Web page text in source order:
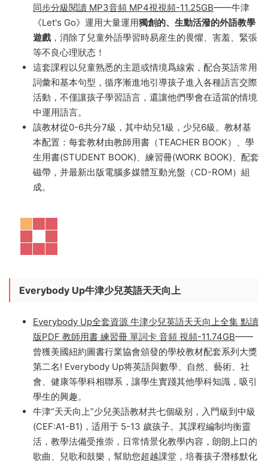
同步分級閱讀 MP3音頻 MP4視視頻-11.25GB——牛津
《Let's Go》運用大量運用獨創的、生動活潑的外語教學
遊戲，消除了兒童外語學習時易産生的畏懼、害羞、緊張
等不良心理狀态！
這套課程以兒童熟悉的主題或情境爲線索，配合英語常用
詞彙和基本句型，循序漸進地引導孩子進入各種語言交際
活動，不僅讓孩子學習語言，還讓他們學會在适當的情境
中運用語言。
該教材從0-6共分7級，其中幼兒1級，少兒6級。教材基
本配置：每套教材由教師用書（TEACHER BOOK）、學
生用書(STUDENT BOOK)、練習冊(WORK BOOK)、配套
磁帶，并最新出版電腦多媒體互動光盤（CD-ROM）組
成。
Everybody Up牛津少兒英語天天向上
Everybody Up全套資源 牛津少兒英語天天向上全集 點讀
版PDF 教師用書 練習冊 單詞卡 音頻 視頻-11.74GB ——
曾獲美國紐約圖書行業協會頒發的學校教材配套系列大獎
第二名! Everybody Up将英語與數學、自然、藝術、社
會、健康等學科相聯系，讓學生實踐其他學科知識，吸引